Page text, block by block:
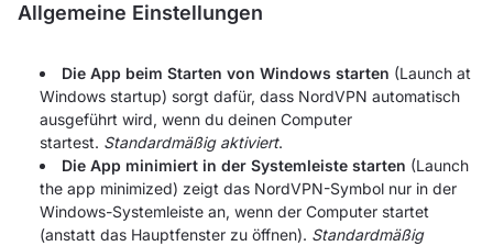
Allgemeine Einstellungen
Die App beim Starten von Windows starten (Launch at
Windows startup) sorgt dafür, dass NordVPN automatisch
ausgeführt wird, wenn du deinen Computer
startest. Standardmäßig aktiviert.
Die App minimiert in der Systemleiste starten (Launch
the app minimized) zeigt das NordVPN-Symbol nur in der
Windows-Systemleiste an, wenn der Computer startet
(anstatt das Hauptfenster zu öffnen). Standardmäßig